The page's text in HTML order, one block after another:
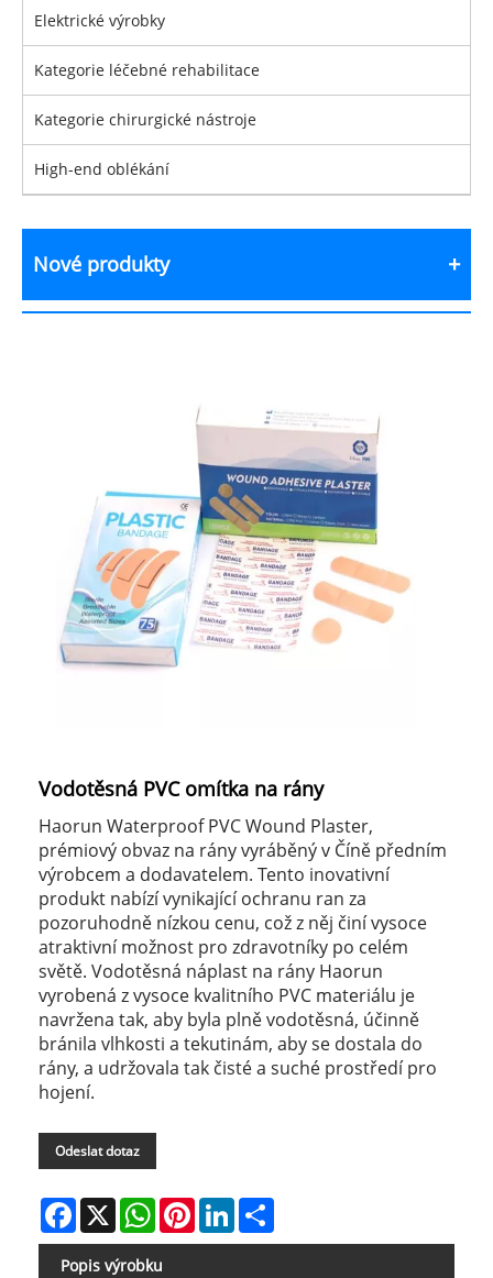
Elektrické výrobky
Kategorie léčebné rehabilitace
Kategorie chirurgické nástroje
High-end oblékání
Nové produkty
Vodotěsná PVC omítka na rány
Haorun Waterproof PVC Wound Plaster,
prémiový obvaz na rány vyráběný v Číně předním
výrobcem a dodavatelem. Tento inovativní
produkt nabízí vynikající ochranu ran za
pozoruhodně nízkou cenu, což z něj činí vysoce
atraktivní možnost pro zdravotníky po celém
světě. Vodotěsná náplast na rány Haorun
vyrobená z vysoce kvalitního PVC materiálu je
navržena tak, aby byla plně vodotěsná, účinně
bránila vlhkosti a tekutinám, aby se dostala do
rány, a udržovala tak čisté a suché prostředí pro
hojení.
Odeslat dotaz
Facebook
X WhatsAppPinterestLinkedIn
Popis výrobku